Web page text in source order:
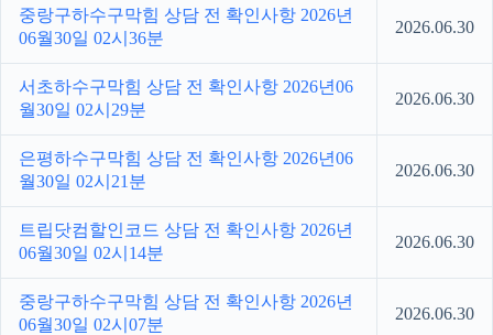
중랑구하수구막힘 상담 전 확인사항 2026년
06월30일 02시36분
2026.06.30
서초하수구막힘 상담 전 확인사항 2026년06
월30일 02시29분
2026.06.30
은평하수구막힘 상담 전 확인사항 2026년06
월30일 02시21분
2026.06.30
트립닷컴할인코드 상담 전 확인사항 2026년
06월30일 02시14분
2026.06.30
중랑구하수구막힘 상담 전 확인사항 2026년
06월30일 02시07분
2026.06.30